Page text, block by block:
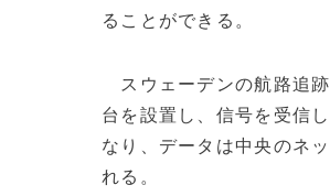
ることができる。
スウェーデンの航路追
台を設置し、信号を受信
なり、データは中央のネ
れる。